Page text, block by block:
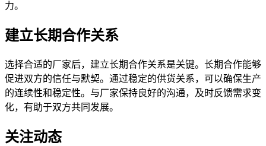
力。
建立长期合作关系
选择合适的厂家后，建立长期合作关系是关键。长期合作能够
促进双方的信任与默契。通过稳定的供货关系，可以确保生产
的连续性和稳定性。与厂家保持良好的沟通，及时反馈需求变
化，有助于双方共同发展。
关注动态